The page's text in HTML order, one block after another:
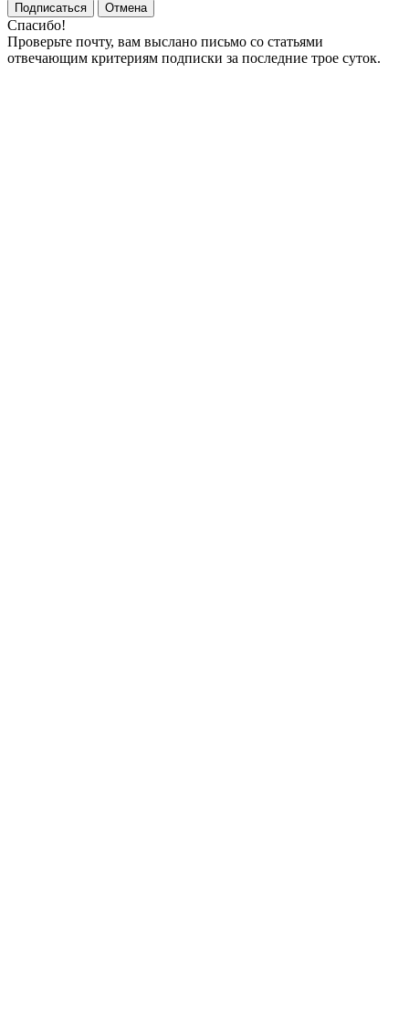
Подписаться
Отмена
Спасибо!
Проверьте почту, вам выслано письмо со статьями
отвечающим критериям подписки за последние трое суток.